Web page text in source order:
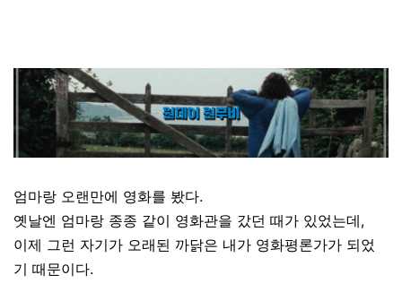
엄마랑 오랜만에 영화를 봤다.
옛날엔 엄마랑 종종 같이 영화관을 갔던 때가 있었는데,
이제 그런 자기가 오래된 까닭은 내가 영화평론가가 되었
기 때문이다.